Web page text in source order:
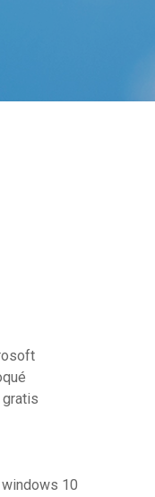
gratis
10